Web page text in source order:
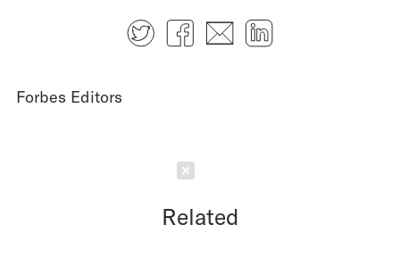
TwitterFacebook
E-mail
Forbes Editors
Related